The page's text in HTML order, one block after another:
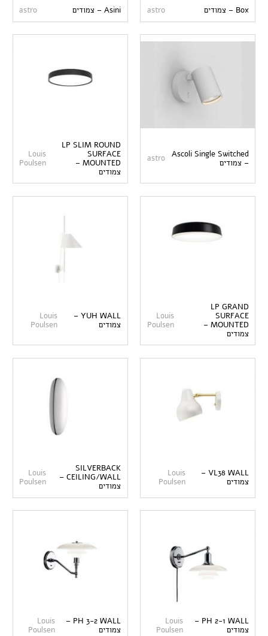
Box – צמודים astro Asini – צמודים astro
Ascoli Single Switched
– צמודים
astro
LP SLIM ROUND
SURFACE
MOUNTED –
צמודים
Louis
Poulsen
LP GRAND
SURFACE
MOUNTED –
צמודים
Louis
Poulsen
YUH WALL –
צמודים
Louis
Poulsen
VL38 WALL –
צמודים
Louis
Poulsen
SILVERBACK
CEILING/WALL –
צמודים
Louis
Poulsen
PH 2-1 WALL –
צמודים
Louis
Poulsen
PH 3-2 WALL –
צמודים
Louis
Poulsen